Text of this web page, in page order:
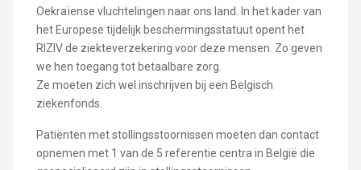
Oekraïense vluchtelingen naar ons land. In het kader van
het Europese tijdelijk beschermingsstatuut opent het
RIZIV de ziekteverzekering voor deze mensen. Zo geven
we hen toegang tot betaalbare zorg.
Ze moeten zich wel inschrijven bij een Belgisch
ziekenfonds.
Patiënten met stollingsstoornissen moeten dan contact
opnemen met 1 van de 5 referentie centra in België die